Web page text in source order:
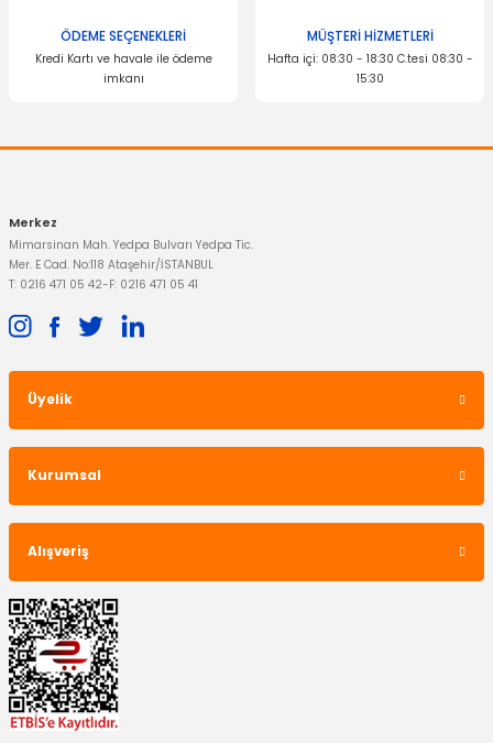
ÖDEME SEÇENEKLERİ
Kredi Kartı ve havale ile ödeme
imkanı
MÜŞTERİ HİZMETLERİ
Hafta içi: 08:30 - 18:30 C.tesi 08:30 -
15:30
Merkez
Mimarsinan Mah. Yedpa Bulvarı Yedpa Tic.
Mer. E Cad. No:118 Ataşehir/İSTANBUL
T: 0216 471 05 42-F: 0216 471 05 41
Üyelik
Kurumsal
Alışveriş